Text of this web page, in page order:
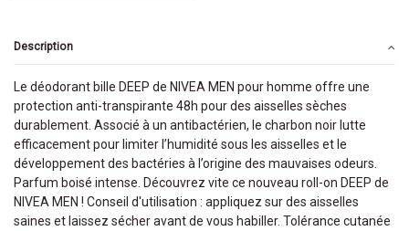
Description
Le déodorant bille DEEP de NIVEA MEN pour homme offre une
protection anti-transpirante 48h pour des aisselles sèches
durablement. Associé à un antibactérien, le charbon noir lutte
efficacement pour limiter l’humidité sous les aisselles et le
développement des bactéries à l’origine des mauvaises odeurs.
Parfum boisé intense. Découvrez vite ce nouveau roll-on DEEP de
NIVEA MEN ! Conseil d'utilisation : appliquez sur des aisselles
saines et laissez sécher avant de vous habiller. Tolérance cutanée